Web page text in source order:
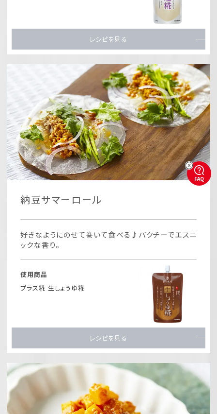
レシピを見る
納豆サマーロール
好きなようにのせて巻いて食べる♪パクチーでエスニ
ックな香り。
使用商品
プラス糀 生しょうゆ糀
レシピを見る
FAQ